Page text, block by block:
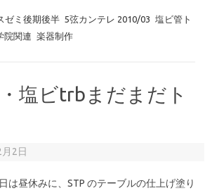
ゼミ後期後半 5弦カンテレ 2010/03 塩ビ管ト
院関連 楽器制作
塩ビtrbまだまだト
2日
は昼休みに、STP のテーブルの仕上げ塗り